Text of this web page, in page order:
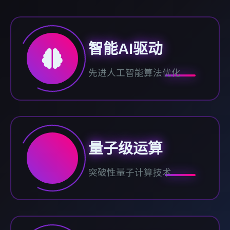
智能AI驱动
先进人工智能算法优化
量子级运算
突破性量子计算技术